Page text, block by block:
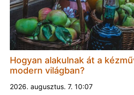
Hogyan alakulnak át a
modern világban?
2026. augusztus. 7. 10:07